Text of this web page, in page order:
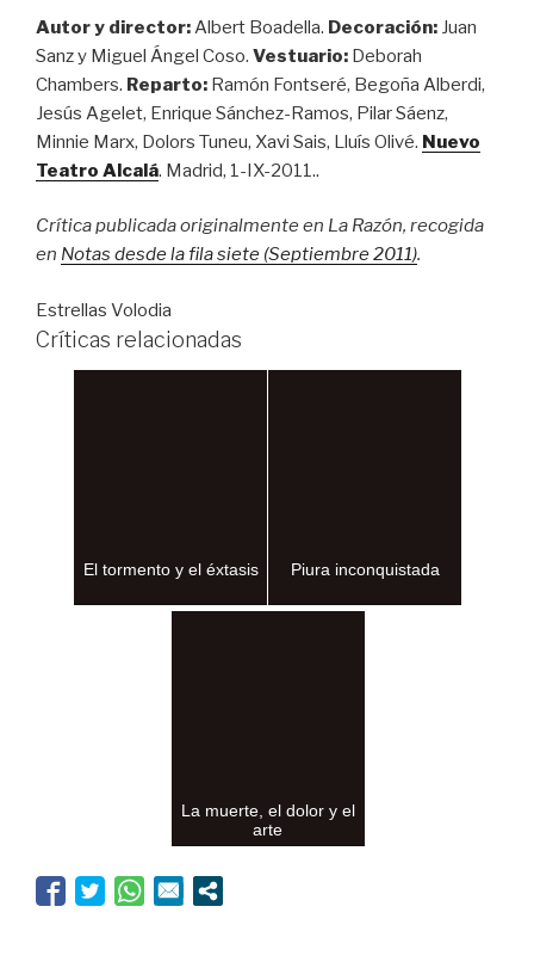
Autor y director:Albert Boadella. Decoración: Juan
Sanz y Miguel Ángel Coso. Vestuario: Deborah
Chambers. Reparto: Ramón Fontseré, Begoña Alberdi,
Jesús Agelet, Enrique Sánchez-Ramos, Pilar Sáenz,
Minnie Marx, Dolors Tuneu, Xavi Sais, Lluís Olivé. Nuevo
Teatro Alcalá. Madrid, 1-IX-2011..
Crítica publicada originalmente en La Razón, recogida
en Notas desde la fila siete (Septiembre 2011).
Estrellas Volodia
Críticas relacionadas
El tormento y el éxtasis Piura inconquistada
La muerte, el dolor y el
arte